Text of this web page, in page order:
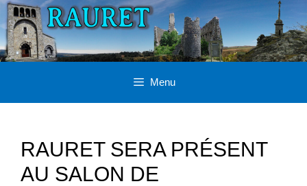
Aller
au
contenu
Menu
RAURET SERA PRÉSENT
AU SALON DE